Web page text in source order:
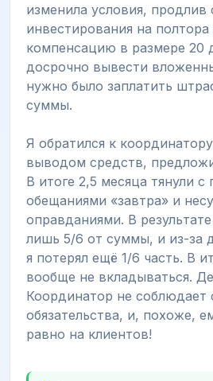
изменила условия, продлив
инвестирования на
компенсацию в размере 20
досрочно вывести
нужно было заплатить
суммы.
Я обратился к
выводом средств,
В итоге 2,5 месяца тянули
обещаниями «завтра» и
оправданиями. В
лишь 5/6 от суммы, и из-за
я потерял ещё 1/6 часть. В
вообще не вкладываться.
Координатор не соблюдает
обязательства, и, похоже,
равно на клиентов!